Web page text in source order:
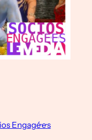
Engagé·e·s